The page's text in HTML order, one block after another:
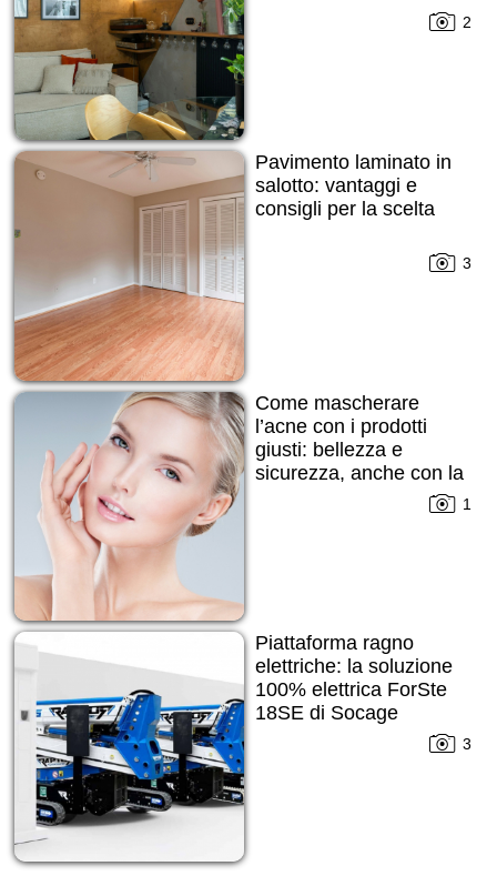
2
Pavimento laminato in
salotto: vantaggi e
consigli per la scelta
3
Come mascherare
l’acne con i prodotti
giusti: bellezza e
sicurezza, anche con la
1
Piattaforma ragno
elettriche: la soluzione
100% elettrica ForSte
18SE di Socage
3